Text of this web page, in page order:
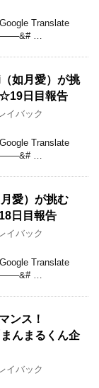
Translate
…
如月愛）が挑
日目報告
イバック
Translate
…
愛）が挑む
日目報告
イバック
Translate
…
ンス！
んまるくん企
イバック